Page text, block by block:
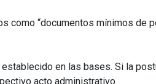
como “documentos mínimos de
en las bases. Si la
acto administrativo.